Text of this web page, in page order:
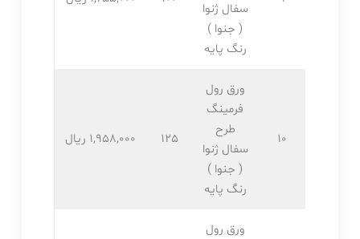
سفال ژنوا
( جنوا )
رنگ پایه
10
ورق رول
فرمینگ
طرح
سفال ژنوا
( جنوا )
رنگ پایه
125 1,958,۰۰۰ ریال
ورق رول